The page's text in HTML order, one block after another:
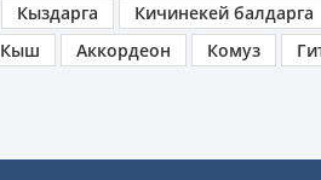
Кыздарга Кичинекей балдарга
Кыш Аккордеон Комуз